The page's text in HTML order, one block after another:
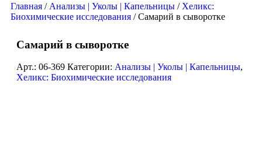
Главная / Анализы | Уколы | Капельницы / Хеликс:
Биохимические исследования / Самарий в сыворотке
Самарий в сыворотке
Арт.: 06-369 Категории: Анализы | Уколы | Капельницы,
Хеликс: Биохимические исследования